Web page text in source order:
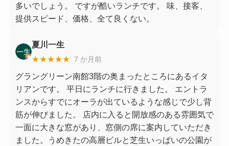
多いでしょう。 ですが酷いランチです。 味、接客、
提供スピード、価格、全て良くない。
夏川一生
★★★★★ 7 か月前
グラングリーン南館3階の奥まったところにあるイタ
リアンです。 平日にランチに行きました。 エントラ
ンスからすでにオーラが出ているような感じで少し背
筋が伸びました。 店内に入ると開放感のある雰囲気で
一面に大きな窓があり、窓側の席に案内していただき
ました。うめきたの高層ビルと芝生いっぱいの公園が